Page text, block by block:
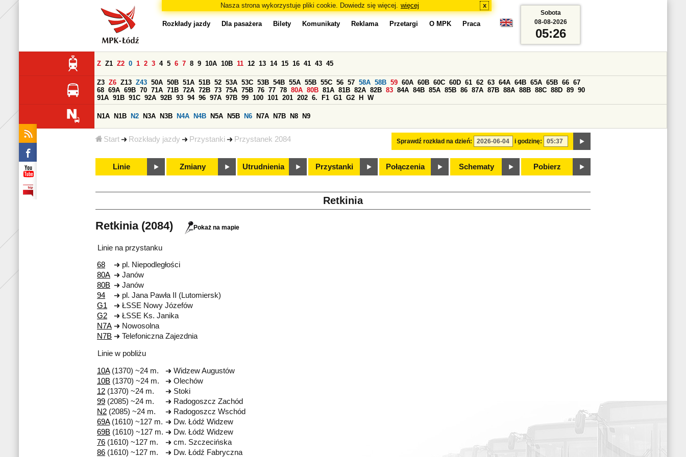
Nasza strona wykorzystuje pliki cookie. Dowiedz się więcej. więcej x
Start Rozkłady jazdy Przystanki Przystanek 2084
Rozkłady jazdy Dla pasażera Bilety Komunikaty Reklama Przetargi O MPK Praca
Sprawdź rozkład na dzień: i godzinę:
Z Z1 Z2 0 1 2 3 4 5 6 7 8 9 10A 10B 11 12 13 14 15 16 41 43 45
Z3 Z6 Z13 Z43 50A 50B 51A 51B 52 53A 53C 53B 54B 55A 55B 55C 56 57 58A 58B 59 60A 60B 60C 60D 61 62 63 64A 64B 65A 65B 66 67
68 69A 69B 70 71A 71B 72A 72B 73 75A 75B 76 77 78 80A 80B 81A 81B 82A 82B 83 84A 84B 85A 85B 86 87A 87B 88A 88B 88C 88D 89 90
91A 91B 91C 92A 92B 93 94 96 97A 97B 99 100 101 201 202 6. F1 G1 G2 H W
N1A N1B N2 N3A N3B N4A N4B N5A N5B N6 N7A N7B N8 N9
Linie Zmiany Utrudnienia Przystanki Połączenia Schematy Pobierz
Sobota
08-08-2026
05:26
Retkinia
Retkinia (2084) Pokaż na mapie
Linie na przystanku
68
pl. Niepodległości
80A
Janów
80B
Janów
94
pl. Jana Pawła II (Lutomiersk)
G1
ŁSSE Nowy Józefów
G2
ŁSSE Ks. Janika
N7A
Nowosolna
N7B
Telefoniczna Zajezdnia
Linie w pobliżu
10A(1370) ~24 m.
Widzew Augustów
10B (1370) ~24 m.
Olechów
12 (1370) ~24 m.
Stoki
99 (2085) ~24 m.
Radogoszcz Zachód
N2 (2085) ~24 m.
Radogoszcz Wschód
69A(1610) ~127 m.
Dw. Łódź Widzew
69B (1610) ~127 m.
Dw. Łódź Widzew
76 (1610) ~127 m.
cm. Szczecińska
86 (1610) ~127 m. Dw. Łódź Fabryczna